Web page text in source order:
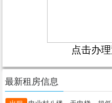
点击办
最新租房信息